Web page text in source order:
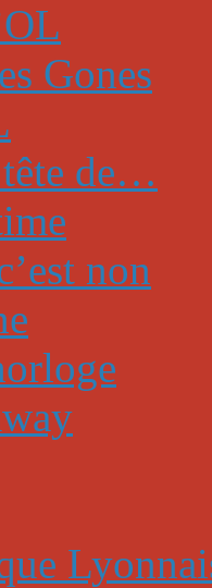
Gones
de…
non